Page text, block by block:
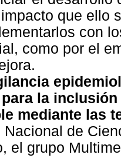
que ello
con
como por el
la
mediante las
Nacional de
el grupo